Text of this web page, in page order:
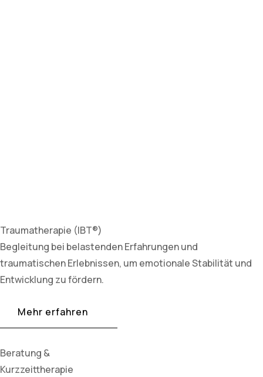
Traumatherapie (IBT®)
Begleitung bei belastenden Erfahrungen und
traumatischen Erlebnissen, um emotionale Stabilität und
Entwicklung zu fördern.
Mehr erfahren
Beratung &
Kurzzeittherapie